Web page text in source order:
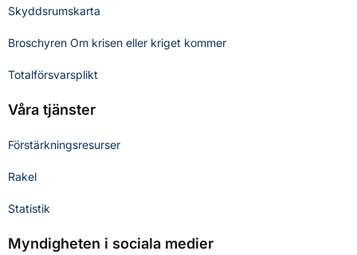
Skyddsrumskarta
Broschyren Om krisen eller kriget kommer
Totalförsvarsplikt
Våra tjänster
Förstärkningsresurser
Rakel
Statistik
Myndigheten i sociala medier